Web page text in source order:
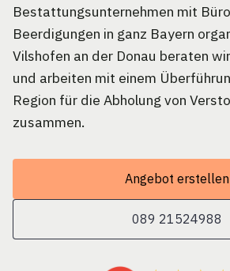
Bestattungsunternehmen mit
Beerdigungen in ganz Bayern
Vilshofen an der Donau beraten
und arbeiten mit einem
Region für die Abholung von
zusammen.
Angebot erstellen
089 21524988